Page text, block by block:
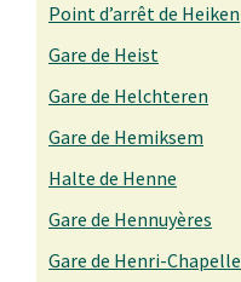
Point d’arrêt de Heiken
Gare de Heist
Gare de Helchteren
Gare de Hemiksem
Halte de Henne
Gare de Hennuyères
Gare de Henri-Chapelle